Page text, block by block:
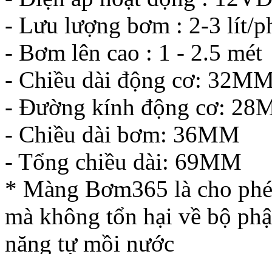
- Lưu lượng bơm : 2-3 lít/
- Bơm lên cao : 1 - 2.5 mét
- Chiều dài động cơ:
- Đường kính động cơ:
- Chiều dài bơm: 36MM
- Tổng chiều dài: 69MM
* Màng Bơm365 là cho
mà không tổn hại về bộ
năng tự mồi nước